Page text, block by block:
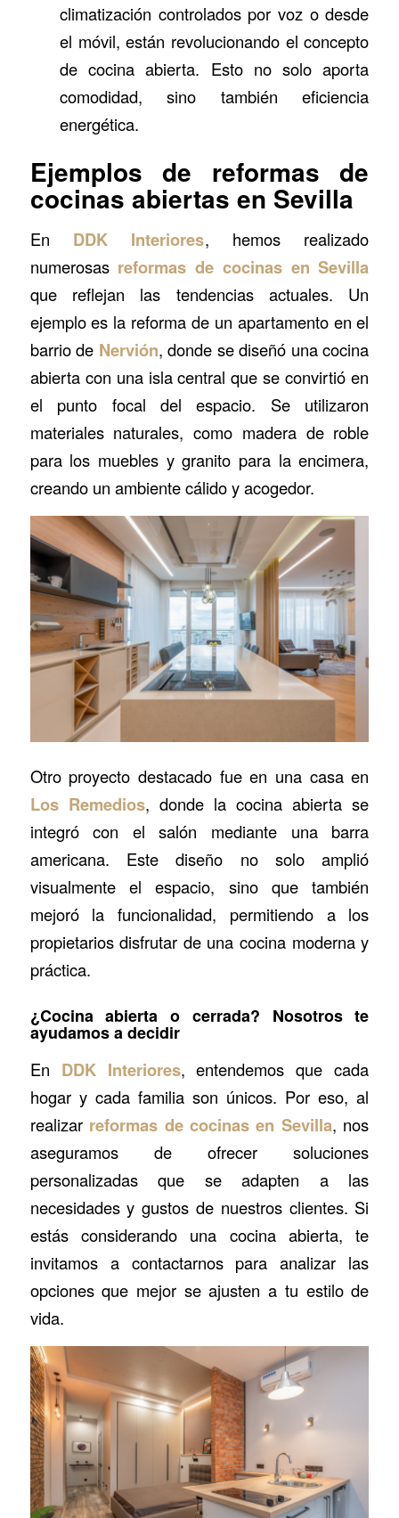
climatización controlados por voz o desde
el móvil, están revolucionando el concepto
de cocina abierta. Esto no solo aporta
comodidad, sino también eficiencia
energética.
Ejemplos de reformas de
cocinas abiertas en Sevilla
En DDK Interiores, hemos realizado
numerosas reformas de cocinas en Sevilla
que reflejan las tendencias actuales. Un
ejemplo es la reforma de un apartamento en el
barrio de Nervión, donde se diseñó una cocina
abierta con una isla central que se convirtió en
el punto focal del espacio. Se utilizaron
materiales naturales, como madera de roble
para los muebles y granito para la encimera,
creando un ambiente cálido y acogedor.
Otro proyecto destacado fue en una casa en
Los Remedios, donde la cocina abierta se
integró con el salón mediante una barra
americana. Este diseño no solo amplió
visualmente el espacio, sino que también
mejoró la funcionalidad, permitiendo a los
propietarios disfrutar de una cocina moderna y
práctica.
¿Cocina abierta o cerrada? Nosotros te
ayudamos a decidir
En DDK Interiores, entendemos que cada
hogar y cada familia son únicos. Por eso, al
realizar reformas de cocinas en Sevilla, nos
aseguramos de ofrecer soluciones
personalizadas que se adapten a las
necesidades y gustos de nuestros clientes. Si
estás considerando una cocina abierta, te
invitamos a contactarnos para analizar las
opciones que mejor se ajusten a tu estilo de
vida.